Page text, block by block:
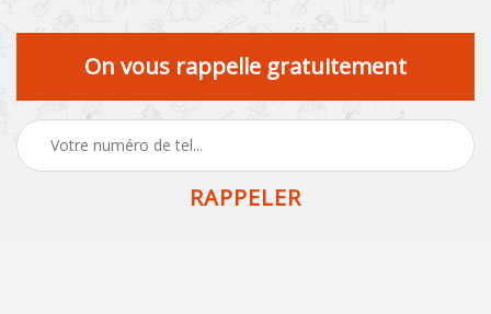
On vous rappelle gratuitement